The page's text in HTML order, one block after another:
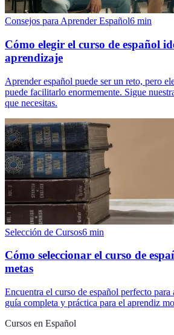
Consejos para Aprender Español6 min
Cómo elegir el curso de español
aprendizaje
Aprender español puede ser un reto, pero
puede facilitarlo enormemente. Sigue
que necesitas.
Selección de Cursos6 min
Cómo seleccionar el curso de
metas
Encuentra el curso de español perfecto para
guía completa y práctica para el aprendiz
Cursos en Español